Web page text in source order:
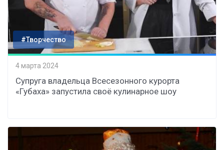
#Творчество
4 марта 2024
Супруга владельца Всесезонного курорта
«Губаха» запустила своё кулинарное шоу